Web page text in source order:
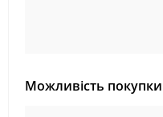
Можливість покупки